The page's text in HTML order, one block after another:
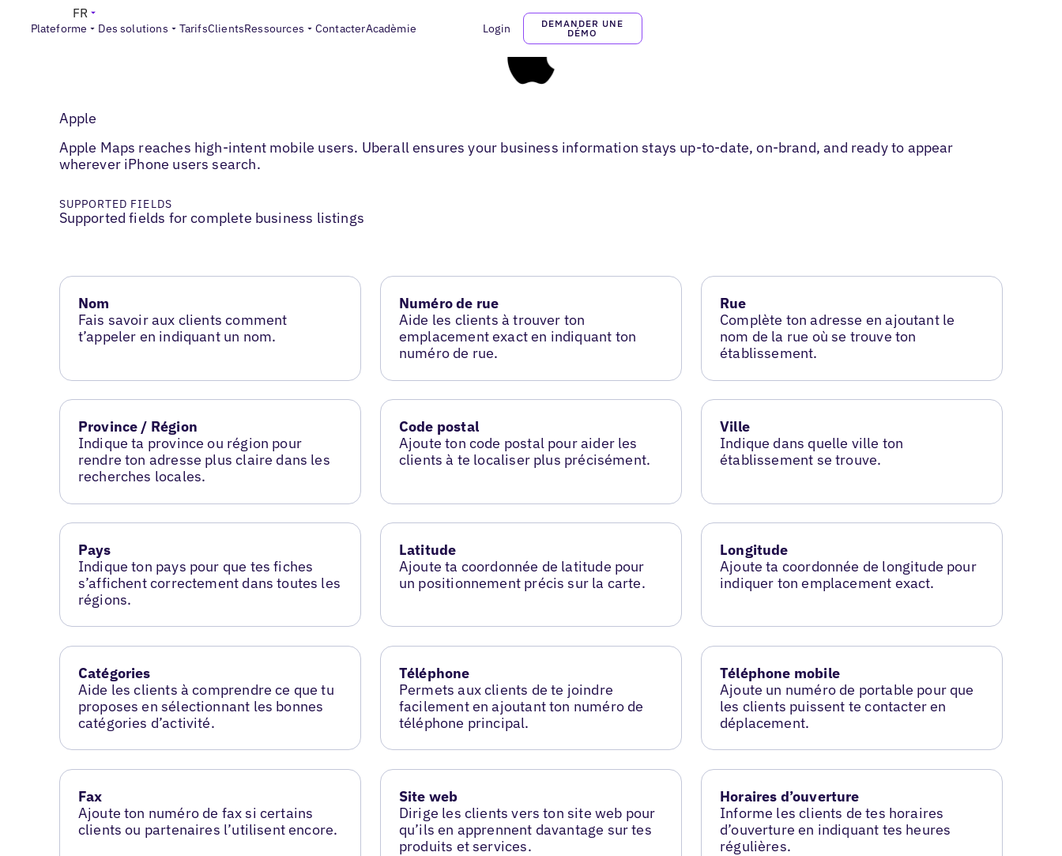
Plateforme Des solutions TarifsClientsRessources ContacterAcadèmie Login
DEMANDER UNE
DÉMO
FR
Apple
Apple Maps reaches high-intent mobile users. Uberall ensures your business information stays up-to-date, on-brand, and ready to appear
wherever iPhone users search.
SUPPORTED FIELDS
Supported fields for complete business listings
Nom
Fais savoir aux clients comment
t’appeler en indiquant un nom.
Numéro de rue
Aide les clients à trouver ton
emplacement exact en indiquant ton
numéro de rue.
Rue
Complète ton adresse en ajoutant le
nom de la rue où se trouve ton
établissement.
Province / Région
Indique ta province ou région pour
rendre ton adresse plus claire dans les
recherches locales.
Code postal
Ajoute ton code postal pour aider les
clients à te localiser plus précisément.
Ville
Indique dans quelle ville ton
établissement se trouve.
Pays
Indique ton pays pour que tes fiches
s’affichent correctement dans toutes les
régions.
Latitude
Ajoute ta coordonnée de latitude pour
un positionnement précis sur la carte.
Longitude
Ajoute ta coordonnée de longitude pour
indiquer ton emplacement exact.
Catégories
Aide les clients à comprendre ce que tu
proposes en sélectionnant les bonnes
catégories d’activité.
Téléphone
Permets aux clients de te joindre
facilement en ajoutant ton numéro de
téléphone principal.
Téléphone mobile
Ajoute un numéro de portable pour que
les clients puissent te contacter en
déplacement.
Fax
Ajoute ton numéro de fax si certains
clients ou partenaires l’utilisent encore.
Site web
Dirige les clients vers ton site web pour
qu’ils en apprennent davantage sur tes
produits et services.
Horaires d’ouverture
Informe les clients de tes horaires
d’ouverture en indiquant tes heures
régulières.